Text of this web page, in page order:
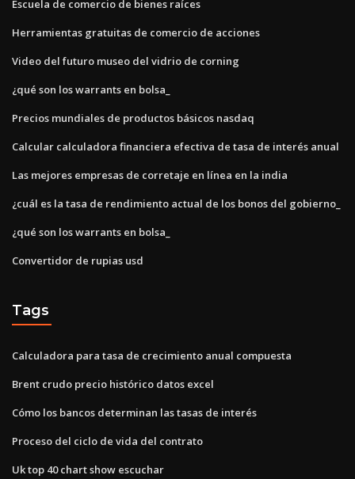
Escuela de comercio de bienes raíces
Herramientas gratuitas de comercio de acciones
Video del futuro museo del vidrio de corning
¿qué son los warrants en bolsa_
Precios mundiales de productos básicos nasdaq
Calcular calculadora financiera efectiva de tasa de interés anual
Las mejores empresas de corretaje en línea en la india
¿cuál es la tasa de rendimiento actual de los bonos del gobierno_
¿qué son los warrants en bolsa_
Convertidor de rupias usd
Tags
Calculadora para tasa de crecimiento anual compuesta
Brent crudo precio histórico datos excel
Cómo los bancos determinan las tasas de interés
Proceso del ciclo de vida del contrato
Uk top 40 chart show escuchar